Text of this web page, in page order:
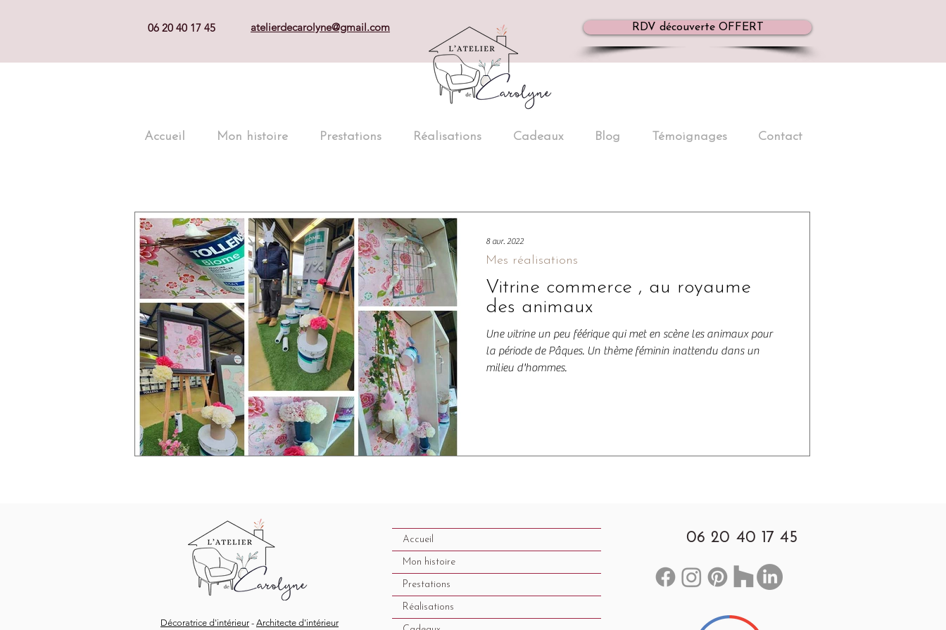
06 20 40 17 45 atelierdecarolyne@gmail.com RDV découverte OFFERT
Accueil Mon histoire Prestations Réalisations Cadeaux Blog Témoignages Contact
Vitrine commerce , au royaume
des animaux
Une vitrine un peu féérique qui met en scène les animaux pour
la période de Pâques. Un thème féminin inattendu dans un
milieu d'hommes.
Mes réalisations
8 avr. 2022
Décoratrice d'intérieur- Architecte d'intérieur
Accueil
Mon histoire
Prestations
Réalisations
06 20 40 17 45